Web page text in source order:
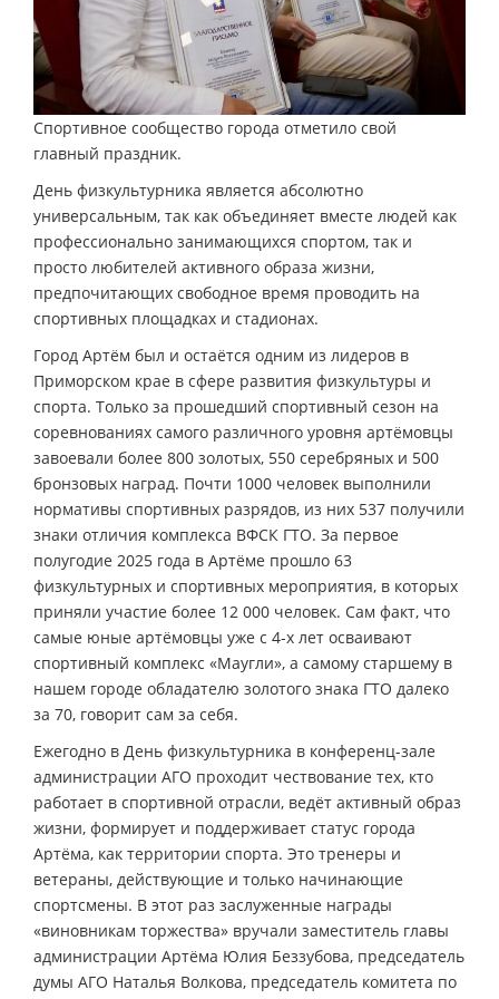
Спортивное сообщество города отметило свой
главный праздник.
День физкультурника является абсолютно
универсальным, так как объединяет вместе людей как
профессионально занимающихся спортом, так и
просто любителей активного образа жизни,
предпочитающих свободное время проводить на
спортивных площадках и стадионах.
Город Артём был и остаётся одним из лидеров в
Приморском крае в сфере развития физкультуры и
спорта. Только за прошедший спортивный сезон на
соревнованиях самого различного уровня артёмовцы
завоевали более 800 золотых, 550 серебряных и 500
бронзовых наград. Почти 1000 человек выполнили
нормативы спортивных разрядов, из них 537 получили
знаки отличия комплекса ВФСК ГТО. За первое
полугодие 2025 года в Артёме прошло 63
физкультурных и спортивных мероприятия, в которых
приняли участие более 12 000 человек. Сам факт, что
самые юные артёмовцы уже с 4-х лет осваивают
спортивный комплекс «Маугли», а самому старшему в
нашем городе обладателю золотого знака ГТО далеко
за 70, говорит сам за себя.
Ежегодно в День физкультурника в конференц-зале
администрации АГО проходит чествование тех, кто
работает в спортивной отрасли, ведёт активный образ
жизни, формирует и поддерживает статус города
Артёма, как территории спорта. Это тренеры и
ветераны, действующие и только начинающие
спортсмены. В этот раз заслуженные награды
«виновникам торжества» вручали заместитель главы
администрации Артёма Юлия Беззубова, председатель
думы АГО Наталья Волкова, председатель комитета по